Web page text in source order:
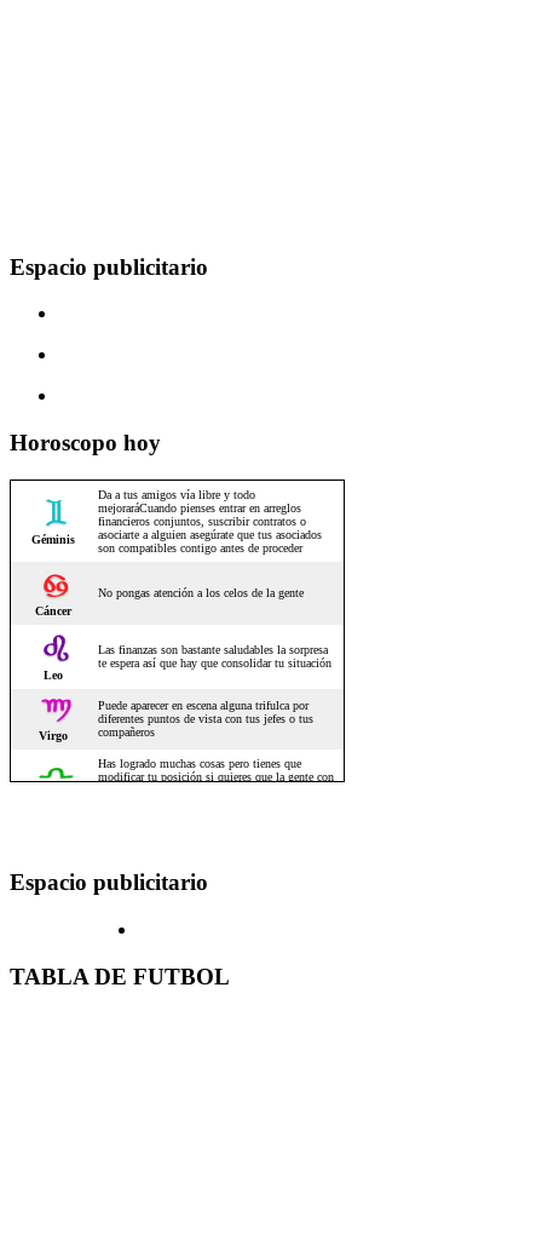
Espacio publicitario
Horoscopo hoy
Espacio publicitario
TABLA DE FUTBOL